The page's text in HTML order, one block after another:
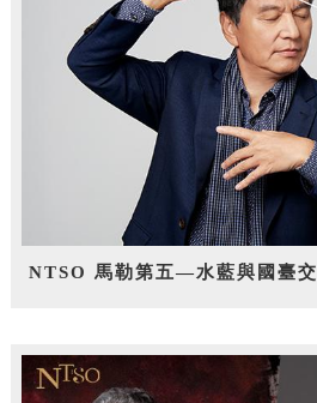
NTSO 馬勒第五—水藍與國臺交